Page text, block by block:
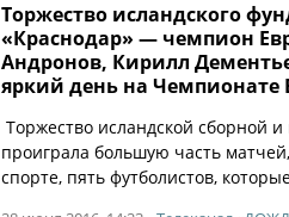
Торжество исландского
«Краснодар» — чемпион
Андронов, Кирилл
яркий день на Чемпионате
Торжество исландской сборной
проиграла большую часть
спорте, пять футболистов,